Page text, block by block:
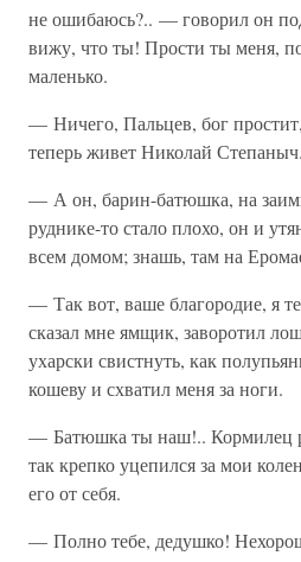
не ошибаюсь?.. — говорил он
вижу, что ты! Прости ты меня,
маленько.
— Ничего, Пальцев, бог
теперь живет Николай Степаныч.
— А он, барин-батюшка, на
руднике-то стало плохо, он и
всем домом; знашь, там на
— Так вот, ваше благородие, я
сказал мне ямщик, заворотил
ухарски свистнуть, как
кошеву и схватил меня за ноги.
— Батюшка ты наш!.. Кормилец
так крепко уцепился за мои
его от себя.
— Полно тебе, дедушко!